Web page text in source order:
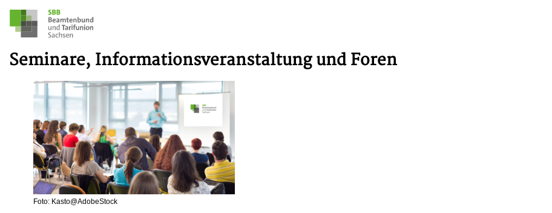
Seminare, Informationsveranstaltung und Foren
Foto: Kasto@AdobeStock